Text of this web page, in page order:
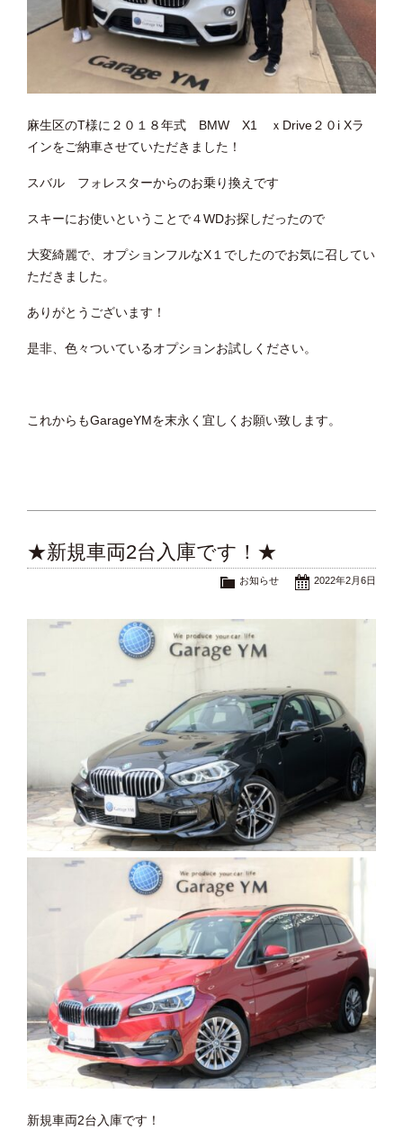
麻生区のT様に２０１８年式 BMW X1 ｘDrive２０i Xラ
インをご納車させていただきました！
スバル フォレスターからのお乗り換えです
スキーにお使いということで４WDお探しだったので
大変綺麗で、オプションフルなX１でしたのでお気に召してい
ただきました。
ありがとうございます！
是非、色々ついているオプションお試しください。
これからもGarageYMを末永く宜しくお願い致します。
★新規車両2台入庫です！★
2022年2月6日
お知らせ
新規車両2台入庫です！